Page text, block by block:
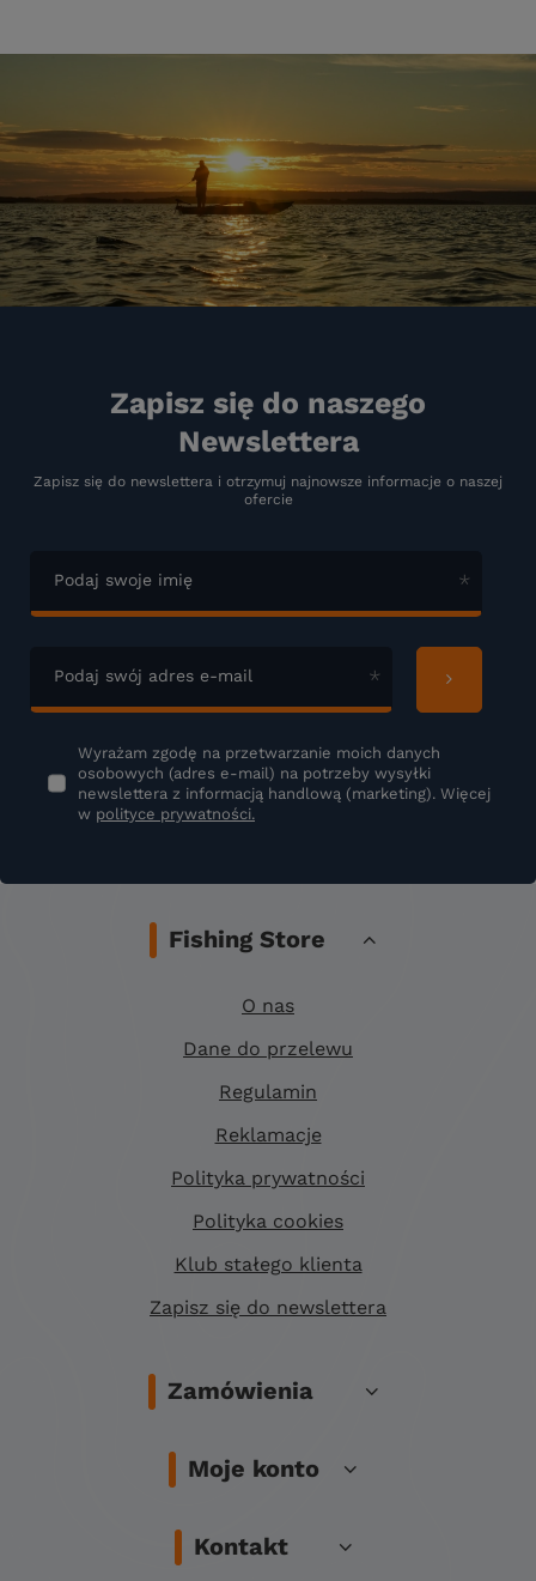
Zapisz się do naszego
Newslettera
Zapisz się do newslettera i otrzymuj najnowsze informacje o naszej
ofercie
Podaj swoje imię
Podaj swój adres e-mail
Wyrażam zgodę na przetwarzanie moich danych
osobowych (adres e-mail) na potrzeby wysyłki
newslettera z informacją handlową (marketing). Więcej
w polityce prywatności.
Fishing Store
O nas
Dane do przelewu
Regulamin
Reklamacje
Polityka prywatności
Polityka cookies
Klub stałego klienta
Zapisz się do newslettera
Zamówienia
Moje konto
Kontakt